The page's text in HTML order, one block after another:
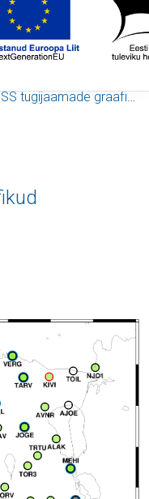
tugijaamade graafikud